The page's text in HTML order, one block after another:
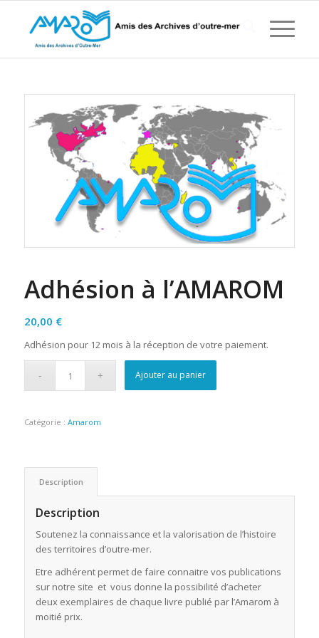
Adhésion à l’AMAROM
20,00 €
Adhésion pour 12 mois à la réception de votre paiement.
Ajouter au panier
Catégorie : Amarom
Description
Description
Soutenez la connaissance et la valorisation de l’histoire
des territoires d’outre-mer.
Etre adhérent permet de faire connaitre vos publications
sur notre site et vous donne la possibilité d’acheter
deux exemplaires de chaque livre publié par l’Amarom à
moitié prix.